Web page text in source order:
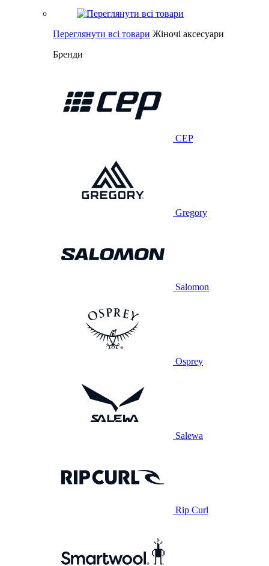
Переглянути всі товари Жіночі аксесуари
Бренди
CEP
Gregory
Salomon
Osprey
Salewa
Rip Curl